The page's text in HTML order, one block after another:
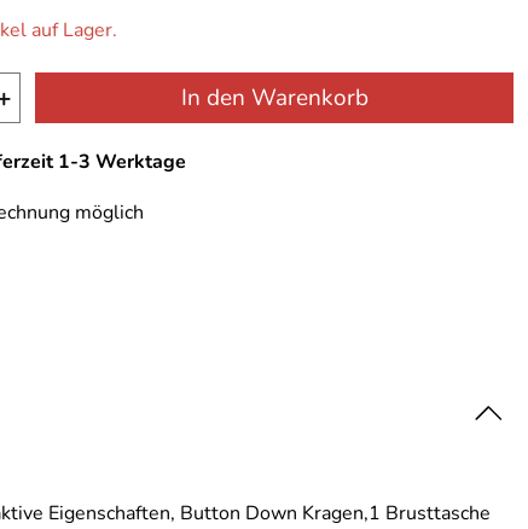
auf Lager.
In den Warenkorb
1-3 Werktage
möglich
Eigenschaften, Button Down Kragen,1 Brusttasche